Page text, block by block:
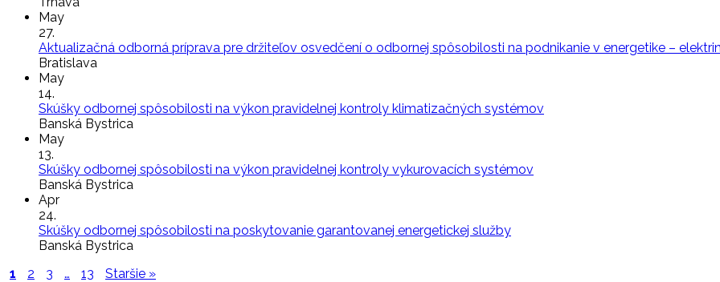
May
27.
Aktualizačná odborná príprava pre držiteľov osvedčení o odbornej spôsobilosti na podnikanie v energetike –
Bratislava
May
14.
Skúšky odbornej spôsobilosti na výkon pravidelnej kontroly klimatizačných systémov
Banská Bystrica
May
13.
Skúšky odbornej spôsobilosti na výkon pravidelnej kontroly vykurovacích systémov
Banská Bystrica
Apr
24.
Skúšky odbornej spôsobilosti na poskytovanie garantovanej energetickej služby
Banská Bystrica
1
2 3 … 13 Staršie »